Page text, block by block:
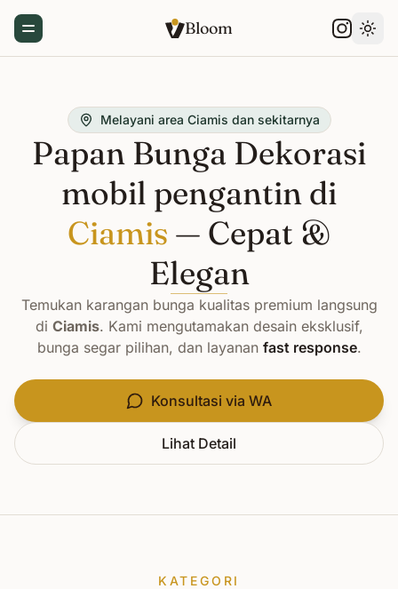
Toggle Menu Bloom
Melayani area Ciamis dan sekitarnya
Papan Bunga Dekorasi
mobil pengantin di
Ciamis — Cepat &
Elegan
Temukan karangan bunga kualitas premium langsung
di Ciamis. Kami mengutamakan desain eksklusif,
bunga segar pilihan, dan layanan fast response.
Konsultasi via WA
Lihat Detail
KATEGORI